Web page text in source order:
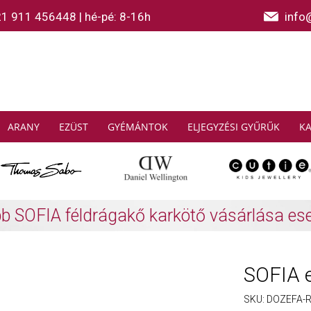
911 456448 | hé-pé: 8-16h
ARANY EZÜST GYÉMÁNTOK ELJEGYZÉSI GYŰRŰK
SABO: Gyűjtsön és spóroljon További
SOFIA
SKU: DOZEFA-